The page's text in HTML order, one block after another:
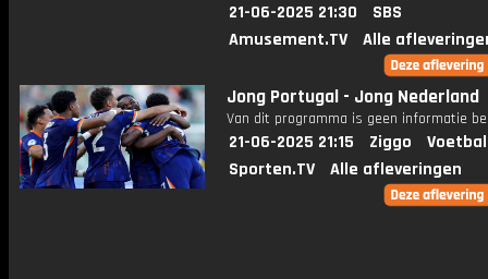
21-06-2025 21:30
SBS
Amusement.TV
Alle
Jong Portugal - Jong Nederland
Van dit programma is geen informatie
21-06-2025 21:15 Ziggo
Sporten.TV
Alle afleveringen